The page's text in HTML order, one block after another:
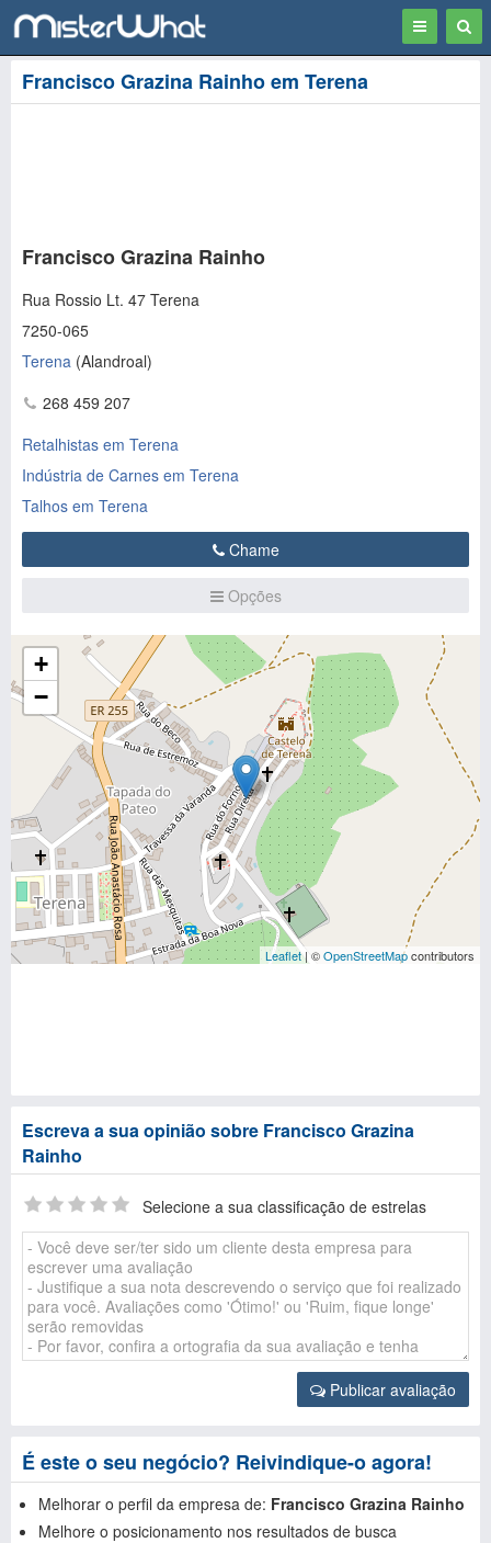
Toggle
navigation
Francisco Grazina Rainho em Terena
Francisco Grazina Rainho
Rua Rossio Lt. 47 Terena
7250-065
Terena (Alandroal)
268 459 207
Retalhistas em Terena
Indústria de Carnes em Terena
Talhos em Terena
Chame
Opções
+
−
Leaflet| ©OpenStreetMapcontributors
Escreva a sua opinião sobre Francisco Grazina
Rainho
Selecione a sua classificação de estrelas
Publicar avaliação
É este o seu negócio? Reivindique-o agora!
Melhorar o perfil da empresa de: Francisco Grazina Rainho
Melhore o posicionamento nos resultados de busca